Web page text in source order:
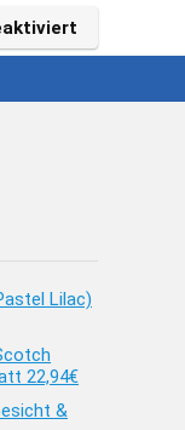
Lilac)
22,94€
&